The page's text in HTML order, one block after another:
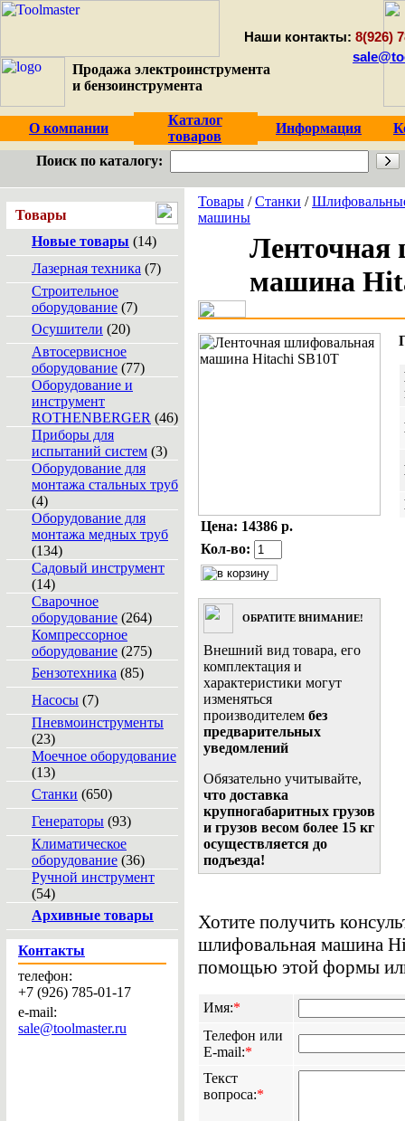
Продажа электроинструмента
и бензоинструмента
Наши контакты: 8(926)
О компании
Каталог
товаров
Информация
Поиск по каталогу:
Товары
Новые товары (14)
Лазерная техника (7)
Строительное
оборудование (7)
Осушители (20)
Автосервисное
оборудование (77)
Оборудование и
инструмент
ROTHENBERGER (46)
Приборы для
испытаний систем (3)
Оборудование для
монтажа стальных труб
(4)
Оборудование для
монтажа медных труб
(134)
Садовый инструмент
(14)
Сварочное
оборудование (264)
Компрессорное
оборудование (275)
Бензотехника (85)
Насосы (7)
Пневмоинструменты
(23)
Моечное оборудование
(13)
Станки (650)
Генераторы (93)
Климатическое
оборудование (36)
Ручной инструмент
(54)
Архивные товары
Контакты
телефон:
+7 (926) 785-01-17
e-mail:
sale@toolmaster.ru
Товары /Станки /
машины
Ленточная
машина
Цена: 14386 р.
Кол-во:
ОБРАТИТЕ ВНИМАНИЕ!
Внешний вид товара, его
комплектация и
характеристики могут
изменяться
производителем без
предварительных
уведомлений
Обязательно учитывайте,
что доставка
крупногабаритных грузов
и грузов весом более 15 кг
осуществляется до
подъезда!
Хотите получить
шлифовальная машина
помощью этой формы
Имя:*
Телефон или
E-mail:*
Текст
вопроса:*